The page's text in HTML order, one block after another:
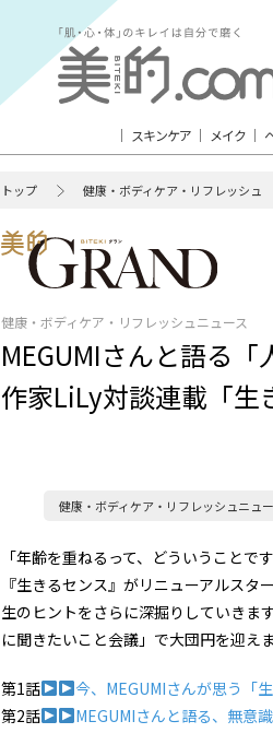
スキンケア メイク
トップ 健康・ボディケア・リフレッシュ
健康・ボディケア・リフレッシュニュース
MEGUMIさんと語る「
作家LiLy対談連載「生
健康・ボディケア・リフレッシュニュ
「年齢を重ねるって、どういうこと
『生きるセンス』がリニューアルス
生のヒントをさらに深掘りしていきま
に聞きたいこと会議」で大団円を迎えま
第1話
今、MEGUMIさんが思う「
第2話
MEGUMIさんと語る、無意